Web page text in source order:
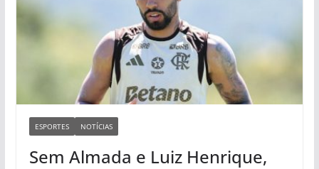
ESPORTES NOTÍCIAS
Sem Almada e Luiz Henrique,